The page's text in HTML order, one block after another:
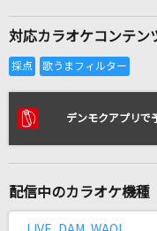
リアルタ
Welcome To The
対応カラオケコンテン
デンモクアプリで
配信中のカラオケ機種